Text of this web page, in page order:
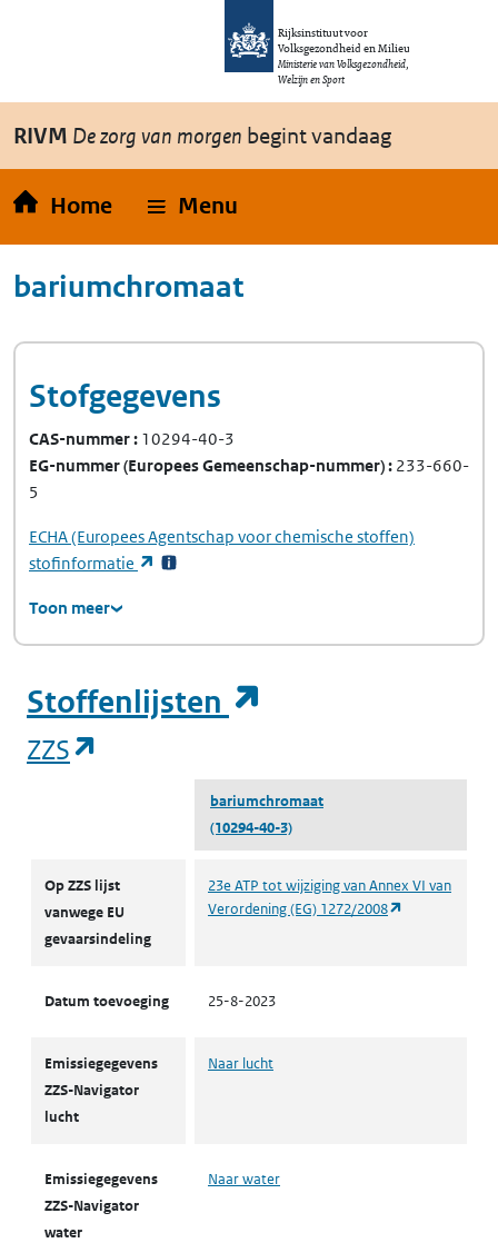
Overslaan en naar de inhoud gaan
Rijksinstituut voor
Volksgezondheid en Milieu
Ministerie van Volksgezondheid,
Welzijn en Sport
RIVM De zorg van morgen begint vandaag
Home Menu
bariumchromaat
Stofgegevens
CAS-nummer 10294-40-3
EG-nummer(Europees Gemeenschap-nummer) 233-660-
5
ECHA(Europees Agentschap voor chemische stoffen)
stofinformatie
(opent in een nieuw tabblad)
Toon meer
Stoffenlijsten
ZZS
bariumchromaat
(10294-40-3)
Op ZZS lijst
vanwege EU
gevaarsindeling
23e ATP tot wijziging van Annex VI van
Verordening (EG) 1272/2008
Datum toevoeging 25-8-2023
Emissiegegevens
ZZS-Navigator
lucht
Naar lucht
Emissiegegevens
ZZS-Navigator
water
Naar water